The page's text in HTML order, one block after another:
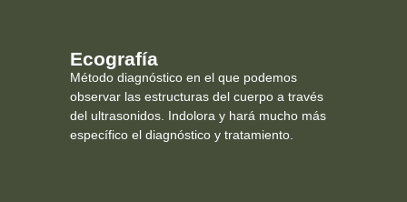
Ecografía
Método diagnóstico en el que podemos
observar las estructuras del cuerpo a través
del ultrasonidos. Indolora y hará mucho más
específico el diagnóstico y tratamiento.